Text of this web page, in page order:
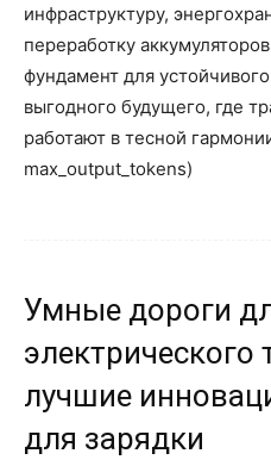
инфраструктуру,
переработку
фундамент для
выгодного будущего, где
работают в тесной
max_output_tokens)
Умные дороги
электрического
лучшие
для зарядки